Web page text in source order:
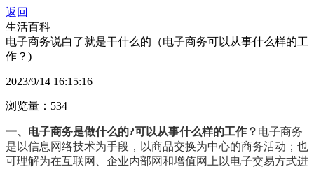
返回
生活百科
电子商务说白了就是干什么的（电子商务可以从事什么样的工
作？)
2023/9/14 16:15:16
浏览量：534
一、电子商务是做什么的?可以从事什么样的工作？ 电子商务
是以信息网络技术为手段，以商品交换为中心的商务活动；也
可理解为在互联网、企业内部网和增值网上以电子交易方式进